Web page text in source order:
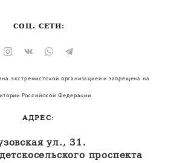
СОЦ. СЕТИ:
экстремистской организацией и запрещена на
Российской Федерации
АДРЕС:
ул., 31.
проспекта